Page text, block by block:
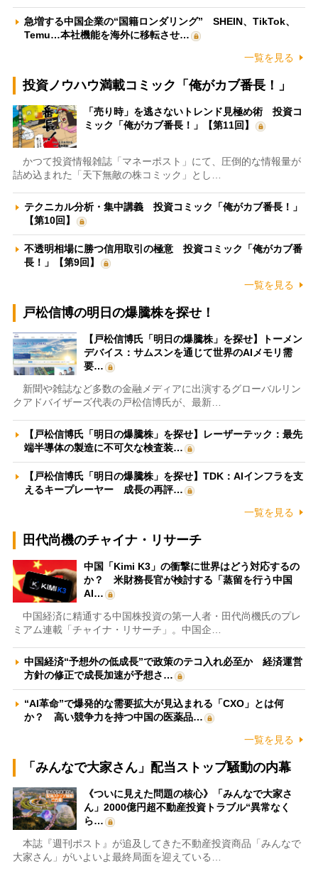
急増する中国企業の“国籍ロンダリング” SHEIN、TikTok、
Temu…本社機能を海外に移転させ…
一覧を見る
投資ノウハウ満載コミック「俺がカブ番長！」
「売り時」を逃さないトレンド見極め術 投資コ
ミック「俺がカブ番長！」【第11回】
かつて投資情報雑誌「マネーポスト」にて、圧倒的な情報量が
詰め込まれた「天下無敵の株コミック」とし…
テクニカル分析・集中講義 投資コミック「俺がカブ番長！」
【第10回】
不透明相場に勝つ信用取引の極意 投資コミック「俺がカブ番
長！」【第9回】
一覧を見る
戸松信博の明日の爆騰株を探せ！
【戸松信博氏「明日の爆騰株」を探せ】トーメン
デバイス：サムスンを通じて世界のAIメモリ需
要…
新聞や雑誌など多数の金融メディアに出演するグローバルリン
クアドバイザーズ代表の戸松信博氏が、最新…
【戸松信博氏「明日の爆騰株」を探せ】レーザーテック：最先
端半導体の製造に不可欠な検査装…
【戸松信博氏「明日の爆騰株」を探せ】TDK：AIインフラを支
えるキープレーヤー 成長の再評…
一覧を見る
田代尚機のチャイナ・リサーチ
中国「Kimi K3」の衝撃に世界はどう対応するの
か？ 米財務長官が検討する「蒸留を行う中国
AI…
中国経済に精通する中国株投資の第一人者・田代尚機氏のプレ
ミアム連載「チャイナ・リサーチ」。中国企…
中国経済“予想外の低成長”で政策のテコ入れ必至か 経済運営
方針の修正で成長加速が予想さ…
“AI革命”で爆発的な需要拡大が見込まれる「CXO」とは何
か？ 高い競争力を持つ中国の医薬品…
一覧を見る
「みんなで大家さん」配当ストップ騒動の内幕
《ついに見えた問題の核心》「みんなで大家さ
ん」2000億円超不動産投資トラブル“異常なく
ら…
本誌『週刊ポスト』が追及してきた不動産投資商品「みんなで
大家さん」がいよいよ最終局面を迎えている…